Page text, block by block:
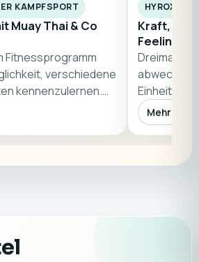
KAMPFSPORT
Muay Thai & Co
Fitnessprogramm
verschiedene
kennenzulernen.
HYROX-
Kraft,
Feeling
Dreimal
Einheiten
Ausdauer
Mehr lesen